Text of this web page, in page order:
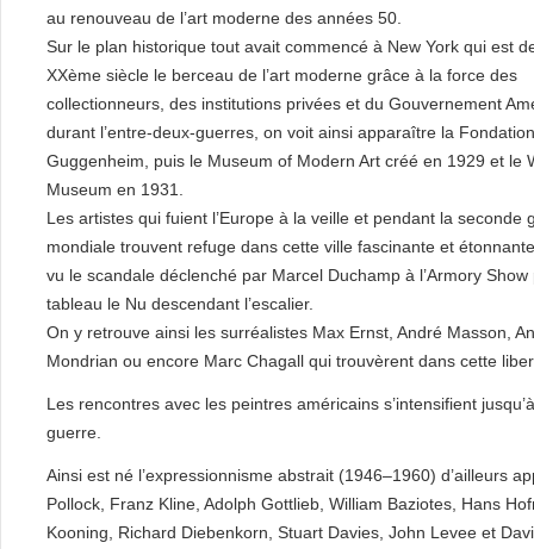
au renouveau de l’art moderne des années 50.
Sur le plan historique tout avait commencé à New York qui est
XXème siècle le berceau de l’art moderne grâce à la force des
collectionneurs, des institutions privées et du Gouvernement
durant l’entre-deux-guerres, on voit ainsi apparaître la
Guggenheim, puis le Museum of Modern Art créé en 1929 et le
Museum en 1931.
Les artistes qui fuient l’Europe à la veille et pendant la seconde
mondiale trouvent refuge dans cette ville fascinante et
vu le scandale déclenché par Marcel Duchamp à l’Armory Show
tableau le Nu descendant l’escalier.
On y retrouve ainsi les surréalistes Max Ernst, André Masson,
Mondrian ou encore Marc Chagall qui trouvèrent dans cette
Les rencontres avec les peintres américains s’intensifient
guerre.
Ainsi est né l’expressionnisme abstrait (1946–1960) d’ailleurs
Pollock, Franz Kline, Adolph Gottlieb, William Baziotes, Hans
Kooning, Richard Diebenkorn, Stuart Davies, John Levee et